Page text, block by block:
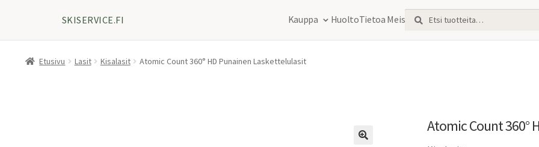
SKISERVICE.FI Kauppa HuoltoTietoa MeistäEtsi:
Haku
Etusivu Lasit Kisalasit Atomic Count 360° HD Punainen Laskettelulasit
Atomic Count 360°